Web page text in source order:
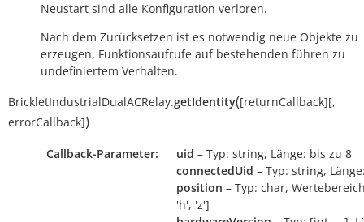
Neustart sind alle Konfiguration verloren.
Nach dem Zurücksetzen ist es notwendig neue Objekte zu
erzeugen, Funktionsaufrufe auf bestehenden führen zu
undefiniertem Verhalten.
BrickletIndustrialDualACRelay.getIdentity([returnCallback][,
errorCallback])
Callback-Parameter: uid – Typ: string, Länge: bis zu 8
connectedUid – Typ: string,
position – Typ: char,
'h', 'z']